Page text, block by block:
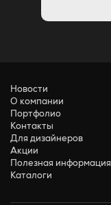
Новости
О компании
Портфолио
Контакты
Для дизайнеров
Акции
Полезная информация
Каталоги